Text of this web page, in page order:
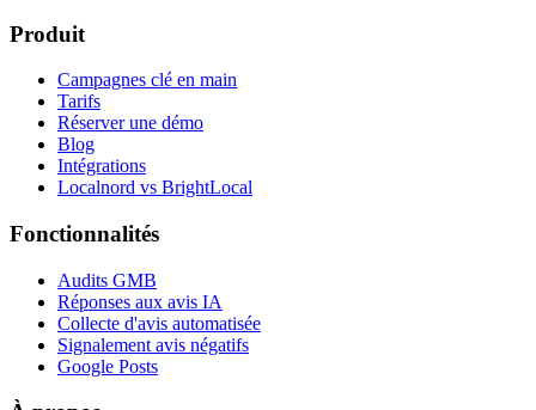
Produit
Campagnes clé en main
Tarifs
Réserver une démo
Blog
Intégrations
Localnord vs BrightLocal
Fonctionnalités
Audits GMB
Réponses aux avis IA
Collecte d'avis automatisée
Signalement avis négatifs
Google Posts